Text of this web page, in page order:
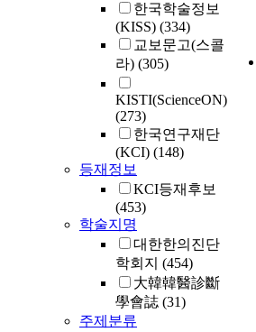
한국학술정보
(KISS) (334)
교보문고(스콜
라) (305)
KISTI(ScienceON)
(273)
한국연구재단
(KCI) (148)
등재정보
KCI등재후보
(453)
학술지명
대한한의진단
학회지 (454)
大韓韓醫診斷
學會誌 (31)
주제분류